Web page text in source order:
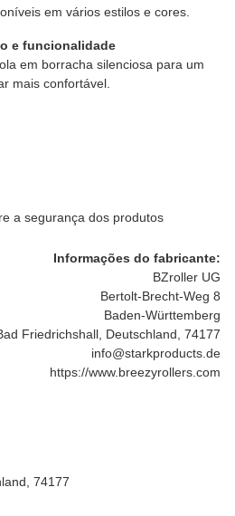
em vários estilos e cores.
e funcionalidade
em borracha silenciosa para um
mais confortável.
a segurança dos produtos
Informações do fabricante:
BZroller UG
Bertolt-Brecht-Weg 8
Baden-Württemberg
Friedrichshall, Deutschland, 74177
info@starkproducts.de
https://www.breezyrollers.com
74177